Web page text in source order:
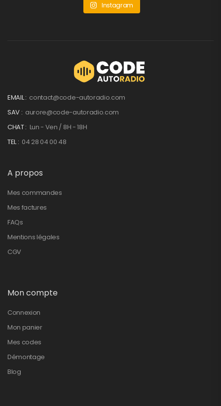
Instagram
EMAIL : contact@code-autoradio.com
SAV : aurore@code-autoradio.com
CHAT : Lun - Ven / 8H - 18H
TEL : 04 28 04 00 48
A propos
Mes commandes
Mes factures
FAQs
Mentions légales
CGV
Mon compte
Connexion
Mon panier
Mes codes
Démontage
Blog